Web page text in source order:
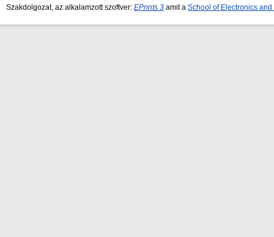
Szakdolgozat, az alkalamzott szoftver: EPrints 3 amit a School of Electronics